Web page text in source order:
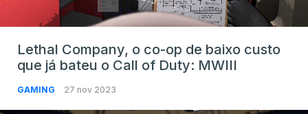
Lethal Company, o co-op de baixo custo
que já bateu o Call of Duty: MWIII
GAMING 27 nov 2023